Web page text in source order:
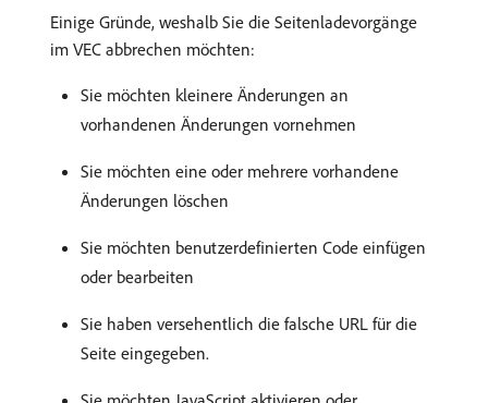
Einige Gründe, weshalb Sie die Seitenladevorgänge
im VEC abbrechen möchten:
Sie möchten kleinere Änderungen an
vorhandenen Änderungen vornehmen
Sie möchten eine oder mehrere vorhandene
Änderungen löschen
Sie möchten benutzerdefinierten Code einfügen
oder bearbeiten
Sie haben versehentlich die falsche URL für die
Seite eingegeben.